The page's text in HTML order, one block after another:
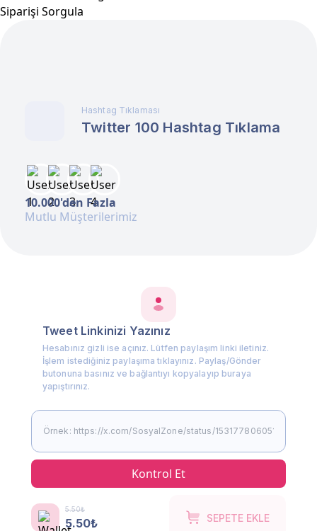
Siparişi Sorgula
Hashtag Tıklaması
Twitter 100 Hashtag Tıklama
10.000'den Fazla
Mutlu Müşterilerimiz
Tweet Linkinizi Yazınız
Hesabınız gizli ise açınız. Lütfen paylaşım linki iletiniz.
İşlem istediğiniz paylaşıma tıklayınız. Paylaş/Gönder
butonuna basınız ve bağlantıyı kopyalayıp buraya
yapıştırınız.
Kontrol Et
5.50₺
5.50₺ SEPETE EKLE